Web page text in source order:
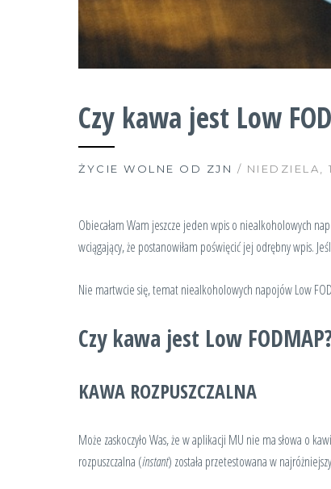
Czy kawa jest Low
ŻYCIE WOLNE OD ZJN / NIEDZIELA,
Obiecałam Wam jeszcze jeden wpis o niealkoholowych
wciągający, że postanowiłam poświęcić jej odrębny wpis.
Nie martwcie się, temat niealkoholowych napojów Low
Czy kawa jest Low
KAWA ROZPUSZCZALNA
Może zaskoczyło Was, że w aplikacji MU nie ma słowa o
rozpuszczalna (instant) została przetestowana w